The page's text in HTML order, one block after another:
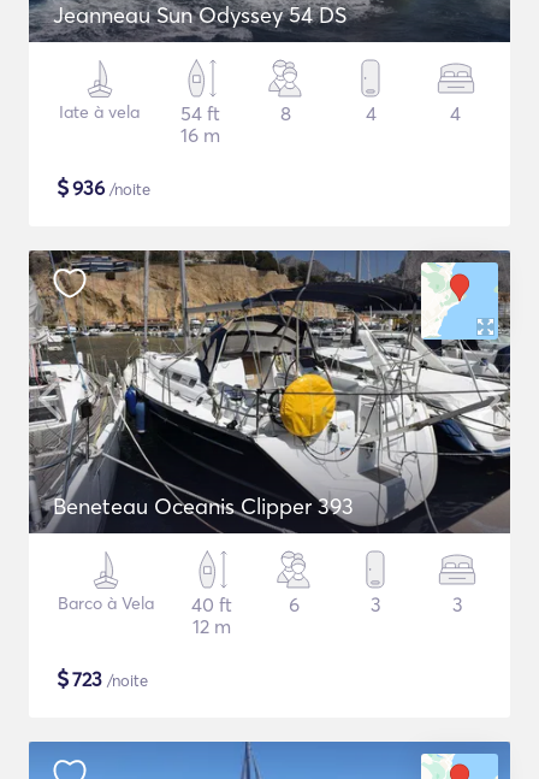
Jeanneau Sun Odyssey 54 DS
Iate à vela
54 ft
16 m
8 4 4
$936 /noite
Beneteau Oceanis Clipper 393
Barco à Vela
40 ft
12 m
6 3 3
$723 /noite